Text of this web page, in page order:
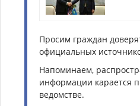
Просим граждан
официальных
Напоминаем,
информации карается
ведомстве.